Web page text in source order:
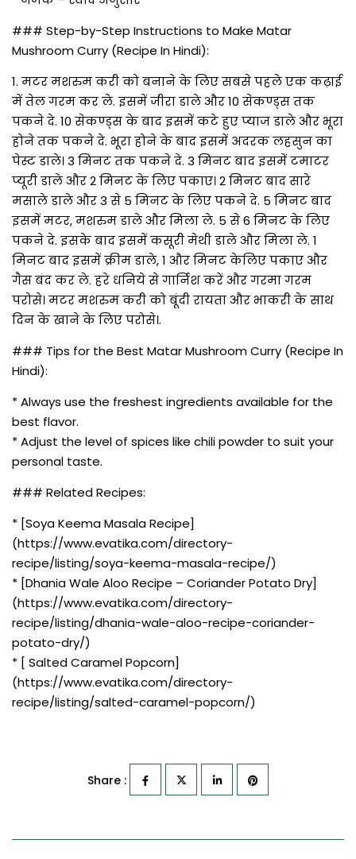
### Step-by-Step Instructions to Make Matar
Mushroom Curry (Recipe In Hindi):
1. मटर मशरुम करी को बनाने के लिए सबसे पहले एक कढ़ाई
में तेल गरम कर ले. इसमें जीरा डाले और 10 सेकण्ड्स तक
पकने दे. 10 सेकण्ड्स के बाद इसमें कटे हुए प्याज डाले और भूरा
होने तक पकने दे. भूरा होने के बाद इसमें अदरक लहसुन का
पेस्ट डाले। 3 मिनट तक पकने दे. 3 मिनट बाद इसमें टमाटर
प्यूरी डाले और 2 मिनट के लिए पकाए। 2 मिनट बाद सारे
मसाले डाले और 3 से 5 मिनट के लिए पकने दे. 5 मिनट बाद
इसमें मटर, मशरुम डाले और मिला ले. 5 से 6 मिनट के लिए
पकने दे. इसके बाद इसमें कसूरी मेथी डाले और मिला ले. 1
मिनट बाद इसमें क्रीम डाले, 1 और मिनट केलिए पकाए और
गैस बंद कर ले. हरे धनिये से गार्निश करें और गरमा गरम
परोसे। मटर मशरुम करी को बूंदी रायता और भाकरी के साथ
दिन के खाने के लिए परोसे।.
### Tips for the Best Matar Mushroom Curry (Recipe In
Hindi):
* Always use the freshest ingredients available for the
best flavor.
* Adjust the level of spices like chili powder to suit your
personal taste.
### Related Recipes:
* [Soya Keema Masala Recipe]
(https://www.evatika.com/directory-
recipe/listing/soya-keema-masala-recipe/)
* [Dhania Wale Aloo Recipe – Coriander Potato Dry]
(https://www.evatika.com/directory-
recipe/listing/dhania-wale-aloo-recipe-coriander-
potato-dry/)
* [ Salted Caramel Popcorn]
(https://www.evatika.com/directory-
recipe/listing/salted-caramel-popcorn/)
Share :